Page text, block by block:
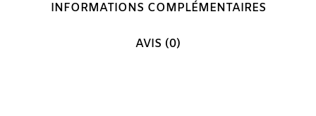
INFORMATIONS COMPLÉMENTAIRES
AVIS (0)